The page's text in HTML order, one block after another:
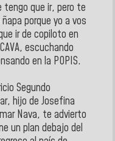
tengo que ir, pero te
porque yo a vos
ir de copiloto en
escuchando
en la POPIS.
Segundo
hijo de Josefina
Nava, te advierto
un plan debajo del